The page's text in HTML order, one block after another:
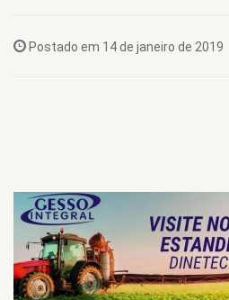
Postado em 14 de janeiro de 2019